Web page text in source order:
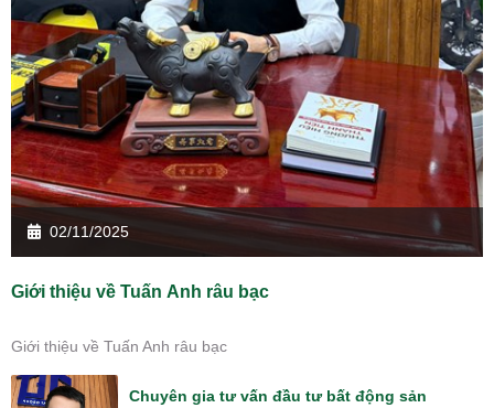
02/11/2025
Giới thiệu về Tuấn Anh râu bạc
Giới thiệu về Tuấn Anh râu bạc
Chuyên gia tư vấn đầu tư bất động sản